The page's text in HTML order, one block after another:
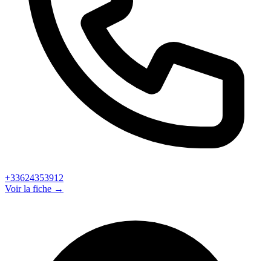
+33624353912
Voir la fiche →